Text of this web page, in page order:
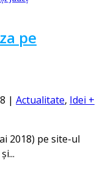
pe
| Actualitate, Idei +
2018) pe site-ul